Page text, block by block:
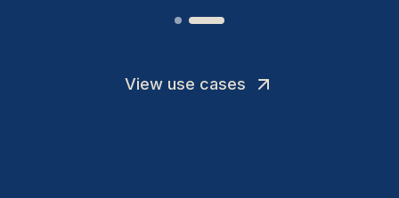
View use cases